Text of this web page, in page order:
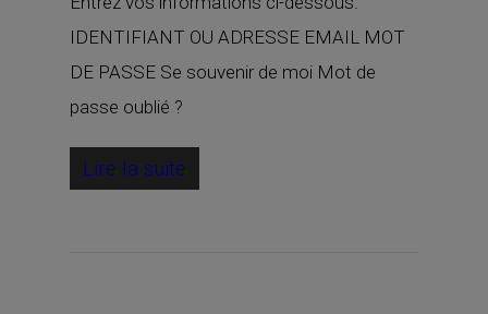
IDENTIFIANT OU ADRESSE EMAIL MOT
DE PASSE Se souvenir de moi Mot de
passe oublié ?
Lire la suite